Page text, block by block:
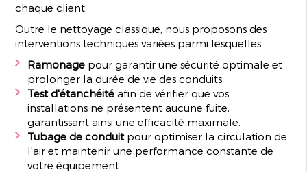
chaque client.
Outre le nettoyage classique, nous proposons des
interventions techniques variées parmi lesquelles :
Ramonage pour garantir une sécurité optimale et
prolonger la durée de vie des conduits.
Test d'étanchéité afin de vérifier que vos
installations ne présentent aucune fuite,
garantissant ainsi une efficacité maximale.
Tubage de conduitpour optimiser la circulation de
l'air et maintenir une performance constante de
votre équipement.